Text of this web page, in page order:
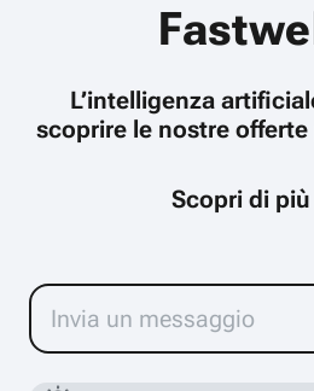
L’intelligenza
scoprire le nostre
Scopri di più